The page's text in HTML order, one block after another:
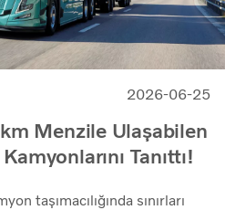
2026-06-25
Menzile Ulaşabilen
Tanıttı!
taşımacılığında sınırları